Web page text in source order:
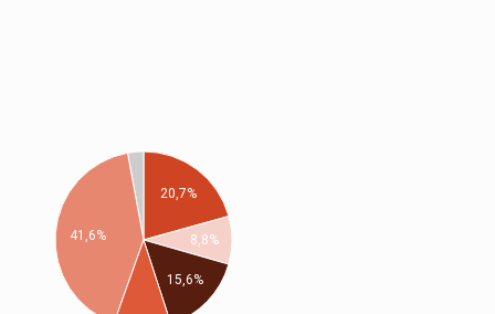
20,7%
8,8%
15,6%
41,6%